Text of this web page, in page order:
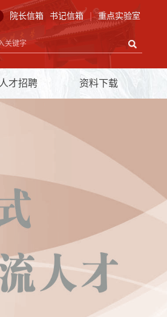
重点实验室
书记信箱
院长信箱
人才招聘 资料下载